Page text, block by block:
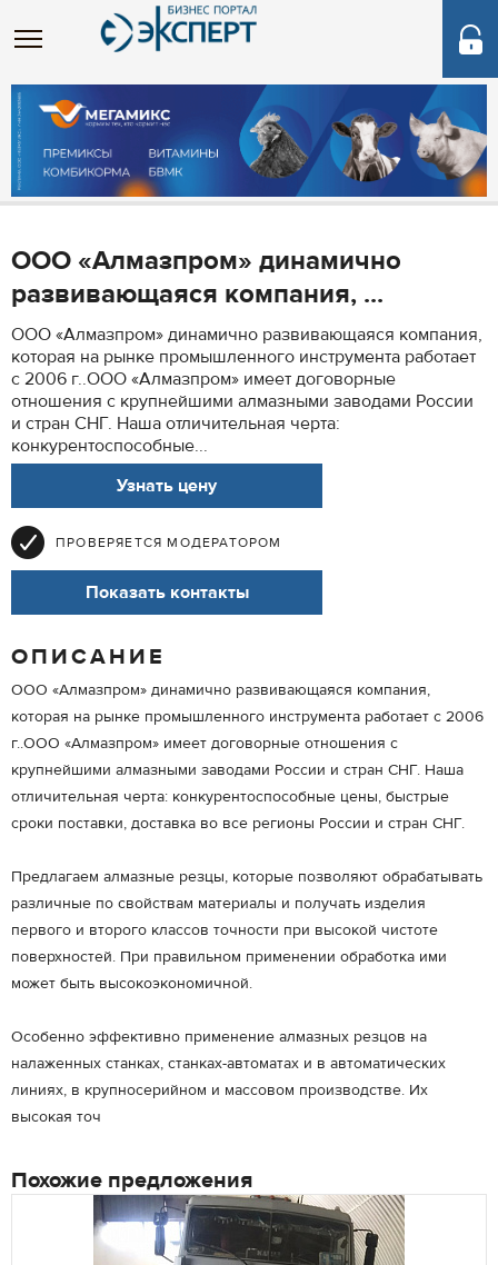
ООО «Алмазпром» динамично
развивающаяся компания, ...
ООО «Алмазпром» динамично развивающаяся компания,
которая на рынке промышленного инструмента работает
с 2006 г..ООО «Алмазпром» имеет договорные
отношения с крупнейшими алмазными заводами России
и стран СНГ. Наша отличительная черта:
конкурентоспособные...
Узнать цену
ПРОВЕРЯЕТСЯ МОДЕРАТОРОМ
Показать контакты
ОПИСАНИЕ
ООО «Алмазпром» динамично развивающаяся компания,
которая на рынке промышленного инструмента работает с 2006
г..ООО «Алмазпром» имеет договорные отношения с
крупнейшими алмазными заводами России и стран СНГ. Наша
отличительная черта: конкурентоспособные цены, быстрые
сроки поставки, доставка во все регионы России и стран СНГ.
Предлагаем алмазные резцы, которые позволяют обрабатывать
различные по свойствам материалы и получать изделия
первого и второго классов точности при высокой чистоте
поверхностей. При правильном применении обработка ими
может быть высокоэкономичной.
Особенно эффективно применение алмазных резцов на
налаженных станках, станках-автоматах и в автоматических
линиях, в крупносерийном и массовом производстве. Их
высокая точ
Похожие предложения